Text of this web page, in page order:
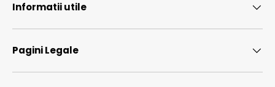
Informatii utile
Pagini Legale